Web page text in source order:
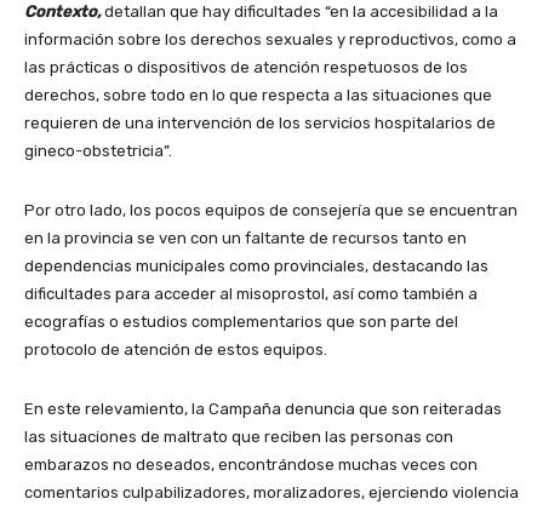
Contexto,detallan que hay dificultades “en la accesibilidad a la
información sobre los derechos sexuales y reproductivos, como a
las prácticas o dispositivos de atención respetuosos de los
derechos, sobre todo en lo que respecta a las situaciones que
requieren de una intervención de los servicios hospitalarios de
gineco-obstetricia”.
Por otro lado, los pocos equipos de consejería que se encuentran
en la provincia se ven con un faltante de recursos tanto en
dependencias municipales como provinciales, destacando las
dificultades para acceder al misoprostol, así como también a
ecografías o estudios complementarios que son parte del
protocolo de atención de estos equipos.
En este relevamiento, la Campaña denuncia que son reiteradas
las situaciones de maltrato que reciben las personas con
embarazos no deseados, encontrándose muchas veces con
comentarios culpabilizadores, moralizadores, ejerciendo violencia